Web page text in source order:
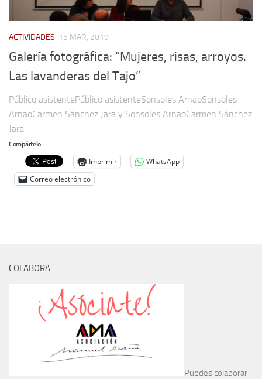
ACTIVIDADES 15 MAR, 2019
Galería fotográfica: “Mujeres, risas, arroyos.
Las lavanderas del Tajo”
Público asistentePúblico asistenteSonsoles ArnaoSonsoles
ArnaoCarmen Sánchez Jara y Sonsoles ArnaoCarmen Sánchez
Jara
Compártelo:
Imprimir
WhatsApp
Correo electrónico
COLABORA
Puedes colaborar